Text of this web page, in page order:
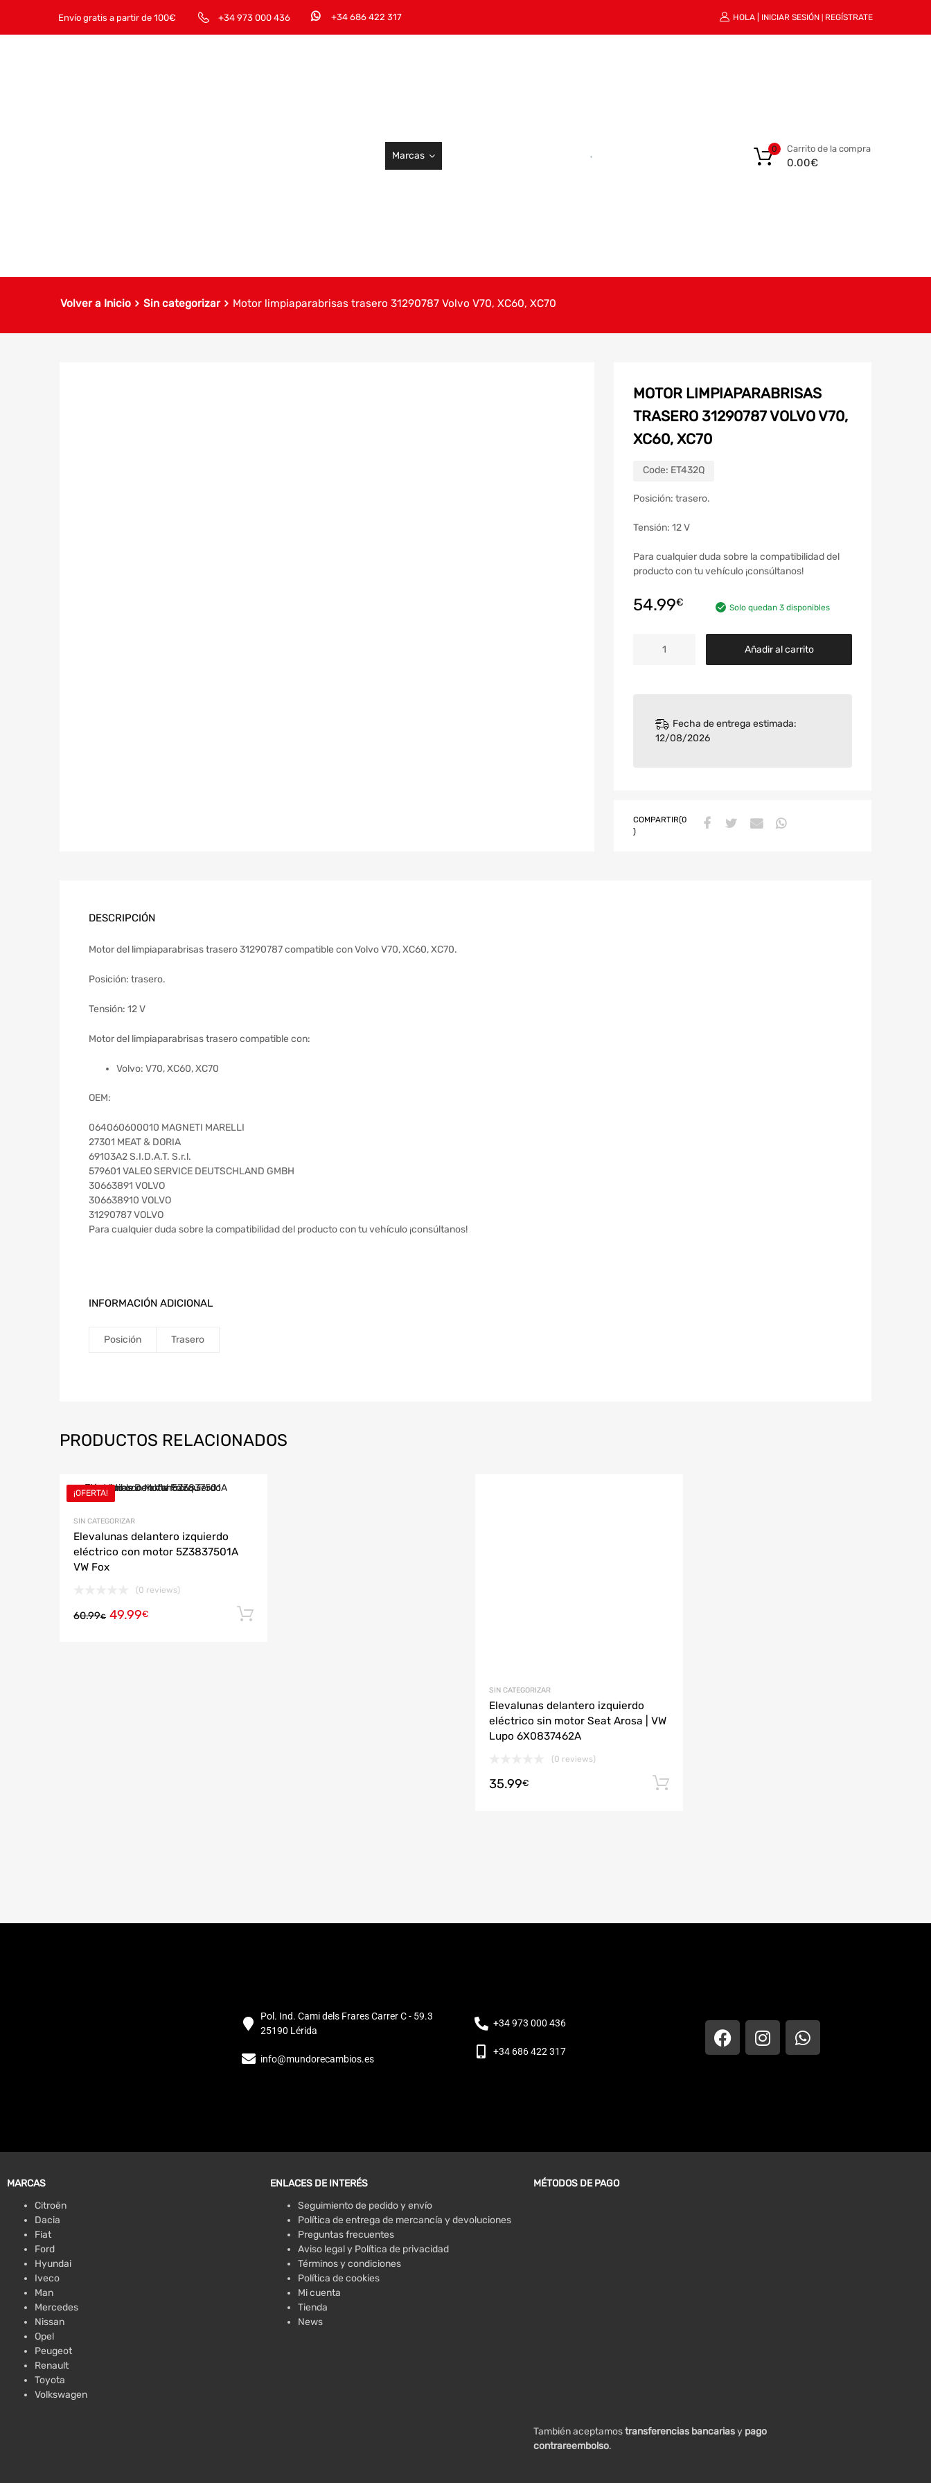
Envío gratis a partir de 100€ +34 973 000 436 +34 686 422 317 HOLA | INICIAR SESIÓN REGÍSTRATE
Marcas
Carrito de la compra
0.00€
0
Volver a Inicio Sin categorizar Motor limpiaparabrisas trasero 31290787 Volvo V70, XC60, XC70
MOTOR LIMPIAPARABRISAS
TRASERO 31290787 VOLVO V70,
XC60, XC70
Code: ET432Q
Posición: trasero.
Tensión: 12 V
Para cualquier duda sobre la compatibilidad del
producto con tu vehículo ¡consúltanos!
54.99€ Solo quedan 3 disponibles
Añadir al carrito
Fecha de entrega estimada:
12/08/2026
COMPARTIR(0
)
DESCRIPCIÓN
Motor del limpiaparabrisas trasero 31290787 compatible con Volvo V70, XC60, XC70.
Posición: trasero.
Tensión: 12 V
Motor del limpiaparabrisas trasero compatible con:
Volvo: V70, XC60, XC70
OEM:
064060600010 MAGNETI MARELLI
27301 MEAT & DORIA
69103A2 S.I.D.A.T. S.r.l.
579601 VALEO SERVICE DEUTSCHLAND GMBH
30663891 VOLVO
306638910 VOLVO
31290787 VOLVO
Para cualquier duda sobre la compatibilidad del producto con tu vehículo ¡consúltanos!
INFORMACIÓN ADICIONAL
Posición Trasero
PRODUCTOS RELACIONADOS
¡OFERTA!
SIN CATEGORIZAR
Elevalunas delantero izquierdo
eléctrico con motor 5Z3837501A
VW Fox
(0 reviews)
60.99€ 49.99€
SIN CATEGORIZAR
Elevalunas delantero izquierdo
eléctrico sin motor Seat Arosa | VW
Lupo 6X0837462A
(0 reviews)
35.99€
Pol. Ind. Cami dels Frares Carrer C - 59.3
25190 Lérida
info@mundorecambios.es
+34 973 000 436
+34 686 422 317
MARCAS
Citroën
Dacia
Fiat
Ford
Hyundai
Iveco
Man
Mercedes
Nissan
Opel
Peugeot
Renault
Toyota
Volkswagen
ENLACES DE INTERÉS
Seguimiento de pedido y envío
Política de entrega de mercancía y devoluciones
Preguntas frecuentes
Aviso legal y Política de privacidad
Términos y condiciones
Política de cookies
Mi cuenta
Tienda
News
MÉTODOS DE PAGO
También aceptamostransferencias bancariasy pago
contrareembolso.